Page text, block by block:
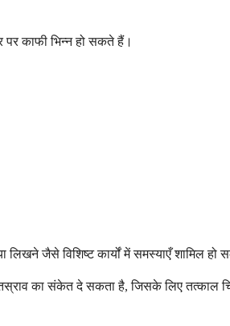
काफी भिन्न हो सकते हैं।
जैसे विशिष्ट कार्यों में समस्याएँ शामिल हो
का संकेत दे सकता है, जिसके लिए तत्काल